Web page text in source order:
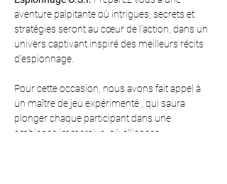
aventure palpitante où intrigues, secrets et
stratégies seront au cœur de l’action, dans un
univers captivant inspiré des meilleurs récits
d’espionnage.
Pour cette occasion, nous avons fait appel à
un maître de jeu expérimenté , qui saura
plonger chaque participant dans une
ambiance immersive, où alliances